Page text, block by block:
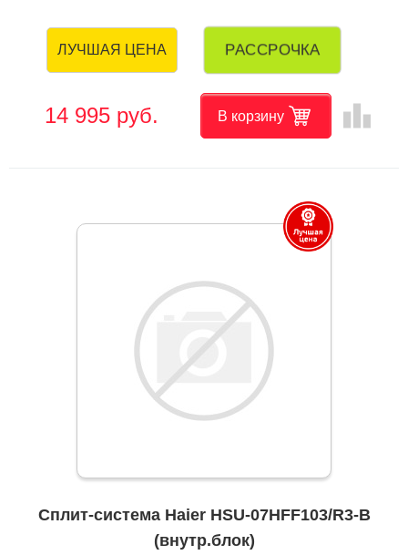
ЛУЧШАЯ ЦЕНА РАССРОЧКА
14 995 руб. В корзину leaderboard
Сплит-система Haier HSU-07HFF103/R3-B
(внутр.блок)